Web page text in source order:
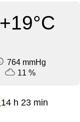
+19°C
764 mmHg
11 %
14 h 23 min